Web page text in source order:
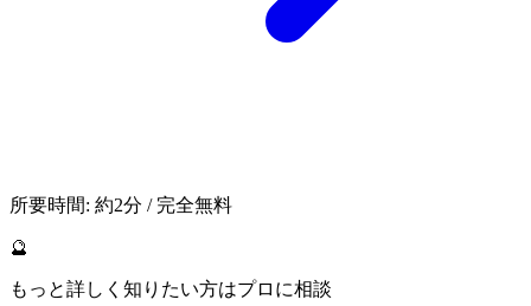
所要時間: 約2分 / 完全無料
🔮
もっと詳しく知りたい方はプロに相談